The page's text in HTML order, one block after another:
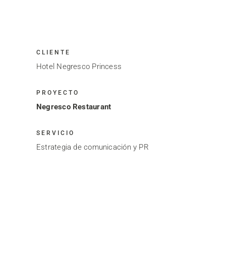
CLIENTE
Hotel Negresco Princess
PROYECTO
Negresco Restaurant
SERVICIO
Estrategia de comunicación y PR